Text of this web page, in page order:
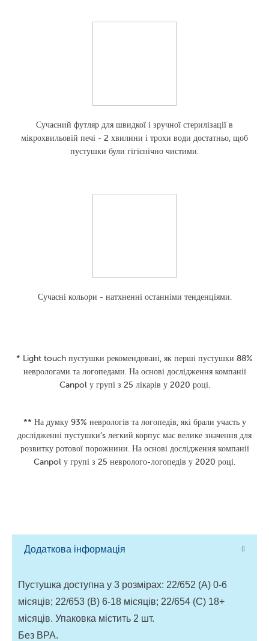
Сучасний футляр для швидкої і зручної стерилізації в
мікрохвильовій печі - 2 хвилини і трохи води достатньо, щоб
пустушки були гігієнічно чистими.
Сучасні кольори - натхненні останніми тенденціями.
* Light touch пустушки рекомендовані, як перші пустушки 88%
неврологами та логопедами. На основі дослідження компанії
Canpol у групі з 25 лікарів у 2020 році.
** На думку 93% неврологів та логопедів, які брали участь у
дослідженні пустушки’s легкий корпус має велике значення для
розвитку ротової порожнини. На основі дослідження компанії
Canpol у групі з 25 невролого-логопедів у 2020 році.
Додаткова інформація
Пустушка доступна у 3 розмірах: 22/652 (A) 0-6
місяців; 22/653 (B) 6-18 місяців; 22/654 (C) 18+
місяців. Упаковка містить 2 шт.
Без BPA.